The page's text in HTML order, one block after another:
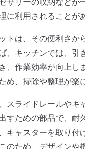
に利用されることが
トは、その便利さか
、キッチンでは、
、作業効率が向上し
め、掃除や整理が楽
スライドレールやキ
すための部品で、
キャスターを取り
のため、デザイン